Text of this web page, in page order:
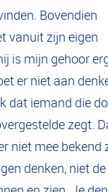
Bovendien
vanuit zijn eigen
is mijn gehoor
er niet aan
dat iemand die
zegt.
niet mee bekend
denken, niet de